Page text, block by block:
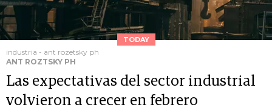
TODAY
industria - ant rozetsky ph
ANT ROZTSKY PH
Las expectativas del sector industrial
volvieron a crecer en febrero